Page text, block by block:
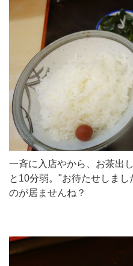
一斉に入店やから、お茶出
と10分弱。"お待たせしま
のが居ませんね？